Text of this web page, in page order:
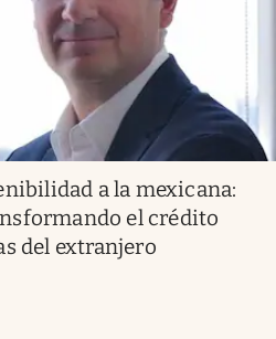
a la mexicana:
el crédito
del extranjero